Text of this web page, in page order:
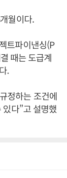
월이다.
트파이낸싱(P
때는 도급계
.
정하는 조건에
다”고 설명했